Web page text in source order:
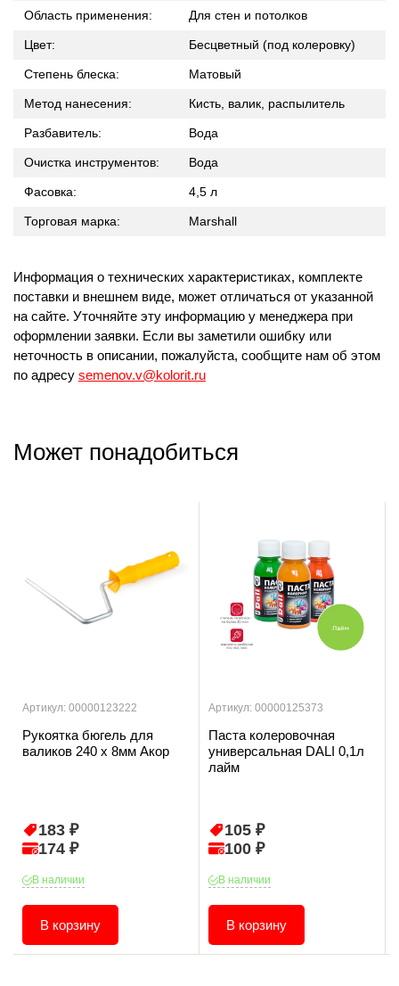
Область применения: Для стен и потолков
Цвет: Бесцветный (под колеровку)
Степень блеска: Матовый
Метод нанесения: Кисть, валик, распылитель
Разбавитель: Вода
Очистка инструментов: Вода
Фасовка: 4,5 л
Торговая марка: Marshall
Информация о технических характеристиках, комплекте
поставки и внешнем виде, может отличаться от указанной
на сайте. Уточняйте эту информацию у менеджера при
оформлении заявки. Если вы заметили ошибку или
неточность в описании, пожалуйста, сообщите нам об этом
по адресу semenov.v@kolorit.ru
Может понадобиться
Артикул: 00000123222
Рукоятка бюгель для
валиков 240 х 8мм Акор
183 ₽
174 ₽
В наличии
В корзину
Артикул: 00000125373
Паста колеровочная
универсальная DALI 0,1л
лайм
105 ₽
100 ₽
В наличии
В корзину